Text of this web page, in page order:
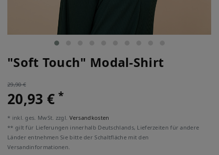
"Soft Touch" Modal-Shirt
29,90 €
20,93 €*
* inkl. ges. MwSt. zzgl. Versandkosten
** gilt für Lieferungen innerhalb Deutschlands, Lieferzeiten für andere
Länder entnehmen Sie bitte der Schaltfläche mit den
Versandinformationen.